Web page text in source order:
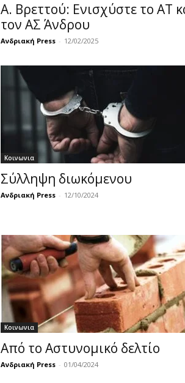
Α. Βρεττού: Ενισχύστε το ΑΤ
τον ΑΣ Άνδρου
Ανδριακή Press - 12/02/2025
Κοινωνια
Σύλληψη διωκόμενου
Ανδριακή Press - 12/10/2024
Κοινωνια
Από το Αστυνομικό δελτίο
Ανδριακή Press - 01/04/2024